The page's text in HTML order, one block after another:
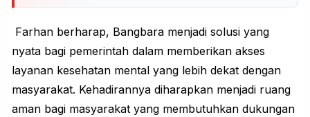
Farhan berharap, Bangbara menjadi solusi yang
nyata bagi pemerintah dalam memberikan akses
layanan kesehatan mental yang lebih dekat dengan
masyarakat. Kehadirannya diharapkan menjadi ruang
aman bagi masyarakat yang membutuhkan dukungan